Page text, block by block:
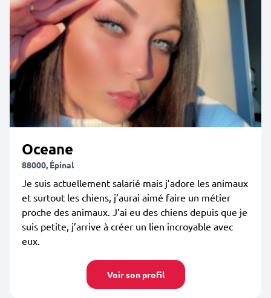
Oceane
88000, Épinal
Je suis actuellement salarié mais j’adore les animaux
et surtout les chiens, j’aurai aimé faire un métier
proche des animaux. J’ai eu des chiens depuis que je
suis petite, j’arrive à créer un lien incroyable avec
eux.
Voir son profil